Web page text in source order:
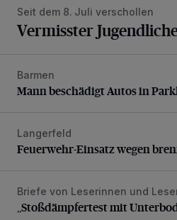
Seit dem 8. Juli verschollen
Vermisster
Mann beschädigt Autos in
Barmen
Mann beschädigt Autos in
Feuerwehr-Einsatz wegen
Langerfeld
Feuerwehr-Einsatz wegen
„Stoßdämpfertest mit
Briefe von Leserinnen und
„Stoßdämpfertest mit